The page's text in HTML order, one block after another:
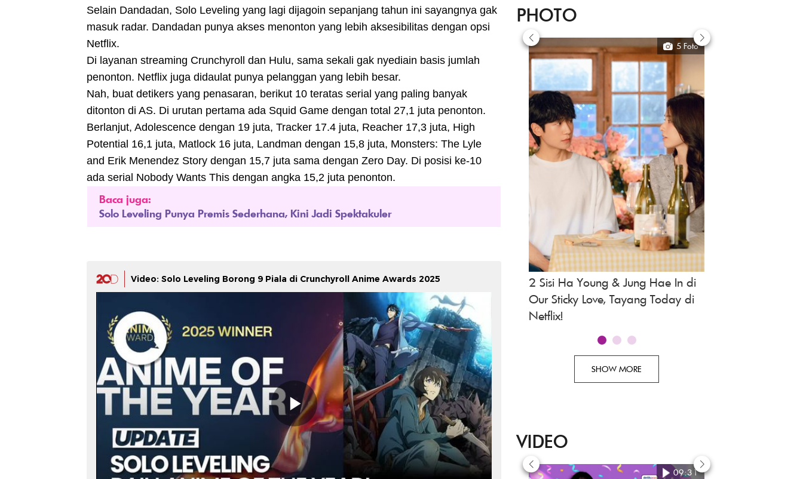
Selain Dandadan, Solo Leveling yang lagi dijagoin sepanjang tahun ini sayangnya gak
masuk radar. Dandadan punya akses menonton yang lebih aksesibilitas dengan opsi
Netflix.
Di layanan streaming Crunchyroll dan Hulu, sama sekali gak nyediain basis jumlah
penonton. Netflix juga didaulat punya pelanggan yang lebih besar.
Nah, buat detikers yang penasaran, berikut 10 teratas serial yang paling banyak
ditonton di AS. Di urutan pertama ada Squid Game dengan total 27,1 juta penonton.
Berlanjut, Adolescence dengan 19 juta, Tracker 17.4 juta, Reacher 17,3 juta, High
Potential 16,1 juta, Matlock 16 juta, Landman dengan 15,8 juta, Monsters: The Lyle
and Erik Menendez Story dengan 15,7 juta sama dengan Zero Day. Di posisi ke-10
ada serial Nobody Wants This dengan angka 15,2 juta penonton.
Baca juga:
Solo Leveling Punya Premis Sederhana, Kini Jadi Spektakuler
Video: Solo Leveling Borong 9 Piala di Crunchyroll Anime Awards 2025
PHOTO
5 Foto
2 Sisi Ha Young & Jung Hae In di
Our Sticky Love, Tayang Today di
Netflix!
SHOW MORE
VIDEO
09:31